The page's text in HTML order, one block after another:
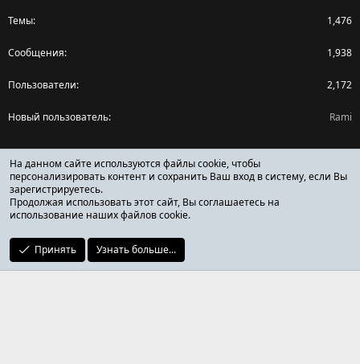
Темы 1,476
Сообщения 1,938
Пользователи 2,172
Новый пользователь Rami
Поделиться страницей
Facebook
X (Twitter)
Reddit
ОТЗЫВЫ ОНЛАЙН ФОРУМ
На данном сайте используются файлы cookie, чтобы
персонализировать контент и сохранить Ваш вход в систему, если Вы
зарегистрируетесь.
Продолжая использовать этот сайт, Вы соглашаетесь на
использование наших файлов cookie.
Принять Узнать больше...